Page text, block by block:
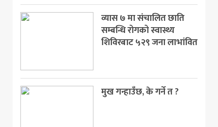
व्यास ७ मा संचालित छाति
सम्बन्धि रोगको स्वास्थ्य
शिविरबाट ५२९ जना लाभांवित
मुख गन्हाउँछ, के गर्ने त ?